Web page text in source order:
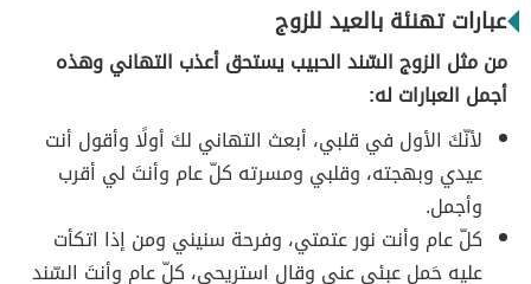
عبارات تهنئة بالعيد للزوج
من مثل الزوج السّند الحبيب يستحق أعذب التهاني وهذه
أجمل العبارات له:
لأنّكَ الأول في قلبي، أبعث التهاني لكَ أولًا وأقول أنت
عيدي وبهجته، وقلبي ومسرته كلّ عام وأنتَ لي أقرب
وأجمل.
كلّ عام وأنت نور عتمتي، وفرحة سنيني ومن إذا اتكأت
عليه حَمل عبئي عني وقال استريحي، كلّ عام وأنتَ السّند